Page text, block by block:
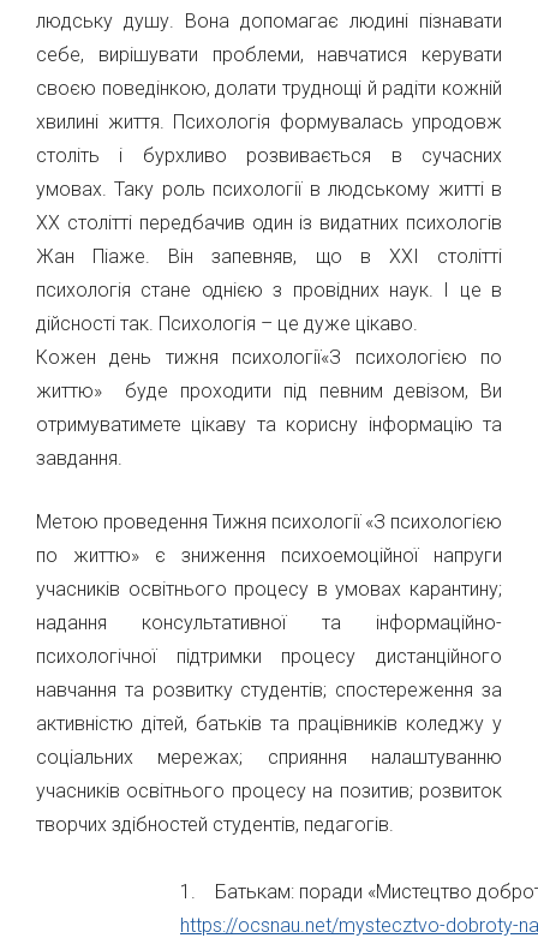
людську душу. Вона допомагає людині пізнавати
себе, вирішувати проблеми, навчатися керувати
своєю поведінкою, долати труднощі й радіти кожній
хвилині життя. Психологія формувалась упродовж
століть і бурхливо розвивається в сучасних
умовах. Таку роль психології в людському житті в
ХХ столітті передбачив один із видатних психологів
Жан Піаже. Він запевняв, що в ХХІ столітті
психологія стане однією з провідних наук. І це в
дійсності так. Психологія – це дуже цікаво.
Кожен день тижня психології«З психологією по
життю» буде проходити під певним девізом, Ви
отримуватимете цікаву та корисну інформацію та
завдання.
Метою проведення Тижня психології «З психологією
по життю» є зниження психоемоційної напруги
учасників освітнього процесу в умовах карантину;
надання консультативної та інформаційно-
психологічної підтримки процесу дистанційного
навчання та розвитку студентів; спостереження за
активністю дітей, батьків та працівників коледжу у
соціальних мережах; сприяння налаштуванню
учасників освітнього процесу на позитив; розвиток
творчих здібностей студентів, педагогів.
1. Батькам: поради «Мистецтво
https://ocsnau.net/mystecztvo-dobroty-